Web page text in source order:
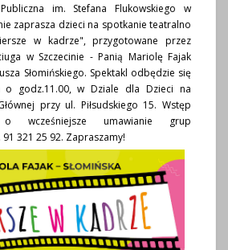
im. Stefana Flukowskiego w
zaprasza dzieci na spotkanie teatralno
w kadrze", przygotowane przez
w Szczecinie - Panią Mariolę Fajak
Słomińskiego. Spektakl odbędzie się
godz.11.00, w Dziale dla Dzieci na
przy ul. Piłsudskiego 15. Wstęp
wcześniejsze umawianie grup
321 25 92. Zapraszamy!